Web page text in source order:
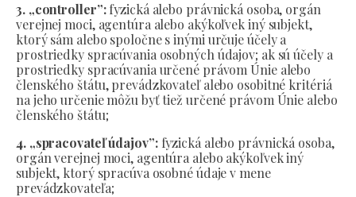
3. „controller”:fyzická alebo právnická osoba, orgán
verejnej moci, agentúra alebo akýkoľvek iný subjekt,
ktorý sám alebo spoločne s inými určuje účely a
prostriedky spracúvania osobných údajov; ak sú účely a
prostriedky spracúvania určené právom Únie alebo
členského štátu, prevádzkovateľ alebo osobitné kritériá
na jeho určenie môžu byť tiež určené právom Únie alebo
členského štátu;
4. „spracovateľ údajov”:fyzická alebo právnická osoba,
orgán verejnej moci, agentúra alebo akýkoľvek iný
subjekt, ktorý spracúva osobné údaje v mene
prevádzkovateľa;